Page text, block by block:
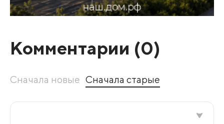
Комментарии (0)
Сначала новые Сначала старые